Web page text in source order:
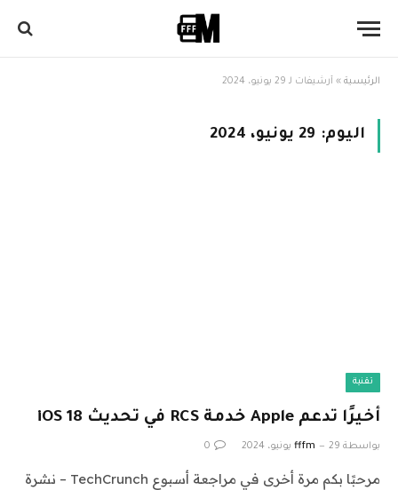
الرئيسية » أرشيفات لـ 29 يونيو، 2024
اليوم: 29 يونيو، 2024
تقنية
أخيرًا تدعم Apple خدمة RCS في تحديث iOS 18
بواسطة fffm 29 يونيو، 2024 0
مرحبًا بكم مرة أخرى في مراجعة أسبوع TechCrunch – نشرة